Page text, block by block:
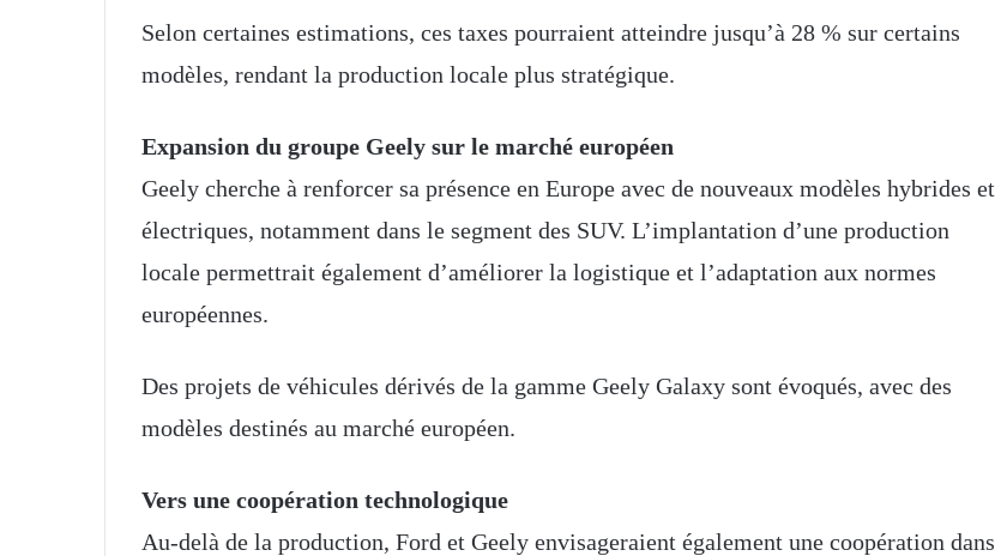
Selon certaines estimations, ces taxes pourraient atteindre jusqu’à 28 % sur certains
modèles, rendant la production locale plus stratégique.
Expansion du groupe Geely sur le marché européen
Geely cherche à renforcer sa présence en Europe avec de nouveaux modèles hybrides et
électriques, notamment dans le segment des SUV. L’implantation d’une production
locale permettrait également d’améliorer la logistique et l’adaptation aux normes
européennes.
Des projets de véhicules dérivés de la gamme Geely Galaxy sont évoqués, avec des
modèles destinés au marché européen.
Vers une coopération technologique
Au-delà de la production, Ford et Geely envisageraient également une coopération dans